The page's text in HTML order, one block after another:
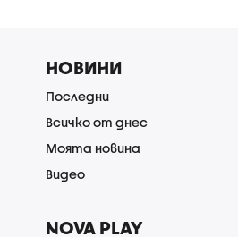
НОВИНИ
Последни
Всичко от днес
Моята новина
Видео
NOVA PLAY